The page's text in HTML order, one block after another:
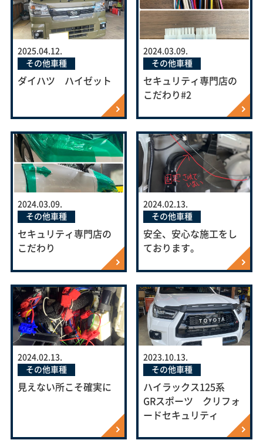
2025.04.12.
その他車種
ダイハツ ハイゼット
2024.03.09.
その他車種
セキュリティ専門店の
こだわり#2
2024.03.09.
その他車種
セキュリティ専門店の
こだわり
2024.02.13.
その他車種
安全、安心な施工をし
ております。
2024.02.13.
その他車種
見えない所こそ確実に
2023.10.13.
その他車種
ハイラックス125系
GRスポーツ クリフォ
ードセキュリティ